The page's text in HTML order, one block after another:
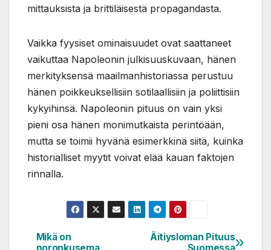
mittauksista ja brittiläisestä propagandasta.
Vaikka fyysiset ominaisuudet ovat saattaneet
vaikuttaa Napoleonin julkisuuskuvaan, hänen
merkityksensä maailmanhistoriassa perustuu
hänen poikkeuksellisiin sotilaallisiin ja poliittisiin
kykyihinsä. Napoleonin pituus on vain yksi
pieni osa hänen monimutkaista perintöään,
mutta se toimii hyvänä esimerkkinä siitä, kuinka
historialliset myytit voivat elää kauan faktojen
rinnalla.
Artikkelien
Äitiysloman Pituus
Mikä on